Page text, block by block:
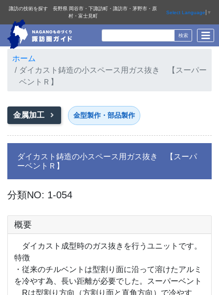
諏訪の技術を探す 長野県 岡谷市・下諏訪町・諏訪市・茅野市・原
村・富士見町
Select Language ▼
ホーム
ダイカスト鋳造の小スペース用ガス抜き 【スーパー
ベントＲ】
金属加工 金型製作・部品製作
ダイカスト鋳造の小スペース用ガス抜き 【スーパ
ーベントＲ】
分類NO: 1-054
概要
ダイカスト成型時のガス抜きを行うユニットです。
特徴
・従来のチルベントは型割り面に沿って溶けたアルミ
を冷やす為、長い距離が必要でした。スーパーベント
Rは型割り方向（方割り面と直角方向）で冷やす